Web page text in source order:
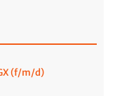
(f/m/d)